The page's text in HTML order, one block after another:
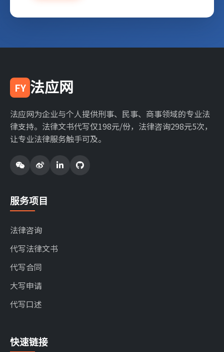
FY 法应网
法应网为企业与个人提供刑事、民事、商事领域的专业法
律支持。法律文书代写仅198元/份，法律咨询298元5次，
让专业法律服务触手可及。
服务项目
法律咨询
代写法律文书
代写合同
大写申请
代写口述
快速链接